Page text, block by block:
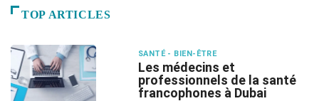
TOP ARTICLES
SANTÉ - BIEN-ÊTRE
Les médecins et
professionnels de la santé
francophones à Dubai